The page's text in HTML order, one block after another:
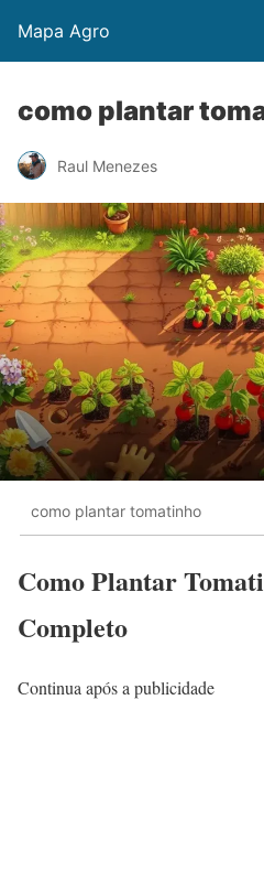
Mapa Agro
como plantar
Raul Menezes
como plantar tomatinho
Como Plantar
Completo
Continua após a publicidade